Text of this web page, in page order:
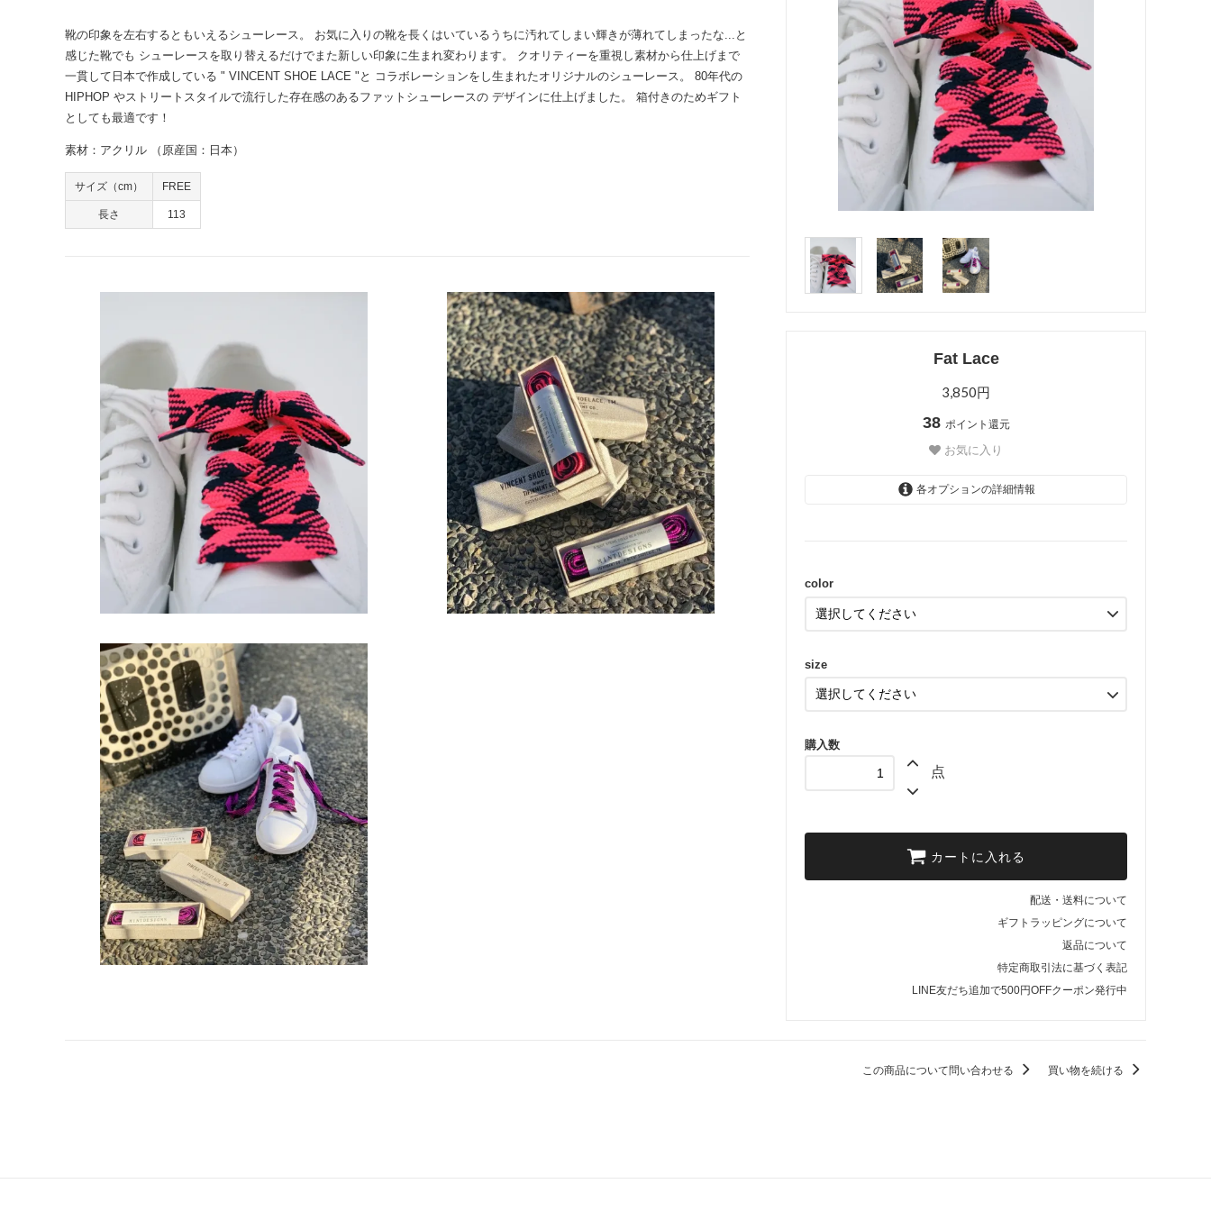
Fat Lace
3,850円
38 ポイント還元
お気に入り
各オプションの詳細情報
color
size
購入数
点
カートに入れる
配送・送料について
ギフトラッピングについて
返品について
特定商取引法に基づく表記
LINE友だち追加で500円OFFクーポン発行中
靴の印象を左右するともいえるシューレース。 お気に入りの靴を長くはいているうちに汚れてしまい輝きが薄れてしまったな...と
感じた靴でも シューレースを取り替えるだけでまた新しい印象に生まれ変わります。 クオリティーを重視し素材から仕上げまで
一貫して日本で作成している " VINCENT SHOE LACE "と コラボレーションをし生まれたオリジナルのシューレース。 80年代の
HIPHOP やストリートスタイルで流行した存在感のあるファットシューレースの デザインに仕上げました。 箱付きのためギフト
としても最適です！
素材：アクリル （原産国：日本）
サイズ（cm） FREE
長さ 113
この商品について問い合わせる 買い物を続ける